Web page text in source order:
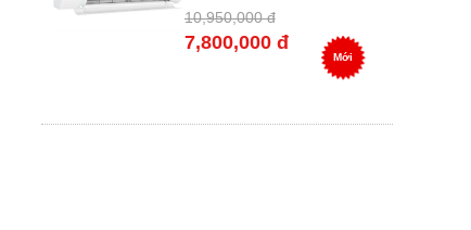
10,950,000 đ
7,800,000 đ
Mới